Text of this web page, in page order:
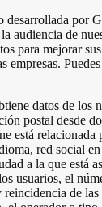
desarrollada por
audiencia de
para mejorar
empresas.
datos de los
postal desde
está
red social
a la que está
usuarios, el
de